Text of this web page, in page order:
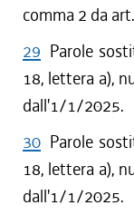
comma 2 da
29 Parole
18, lettera a),
dall'1/1/2025.
30 Parole
18, lettera a),
dall'1/1/2025.